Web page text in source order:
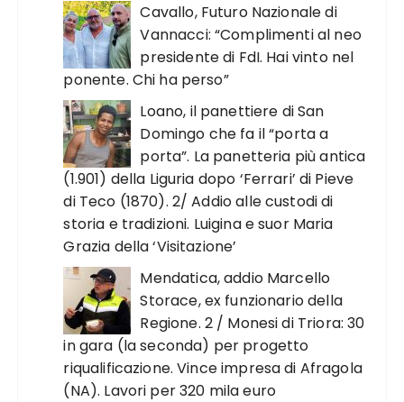
Cavallo, Futuro Nazionale di
Vannacci: “Complimenti al neo
presidente di FdI. Hai vinto nel
ponente. Chi ha perso”
Loano, il panettiere di San
Domingo che fa il “porta a
porta”. La panetteria più antica
(1.901) della Liguria dopo ‘Ferrari’ di Pieve
di Teco (1870). 2/ Addio alle custodi di
storia e tradizioni. Luigina e suor Maria
Grazia della ‘Visitazione’
Mendatica, addio Marcello
Storace, ex funzionario della
Regione. 2 / Monesi di Triora: 30
in gara (la seconda) per progetto
riqualificazione. Vince impresa di Afragola
(NA). Lavori per 320 mila euro